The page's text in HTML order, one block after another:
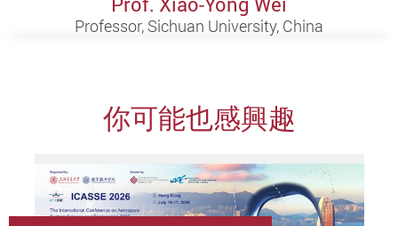
Professor, Sichuan University, China
你可能也感興趣